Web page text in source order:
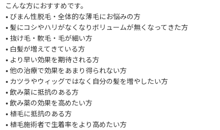
こんな方におすすめです。
• びまん性脱毛・全体的な薄毛にお悩みの方
• 髪にコシやハリがなくなりボリュームが無くなってきた方
• 抜け毛・軟毛・毛が細い方
• 白髪が増えてきている方
• より早い効果を期待される方
• 他の治療で効果をあまり得られない方
• カツラやウィッグではなく自分の髪を増やしたい方
• 飲み薬に抵抗のある方
• 飲み薬の効果を高めたい方
• 植毛に抵抗のある方
• 植毛施術者で生着率をより高めたい方